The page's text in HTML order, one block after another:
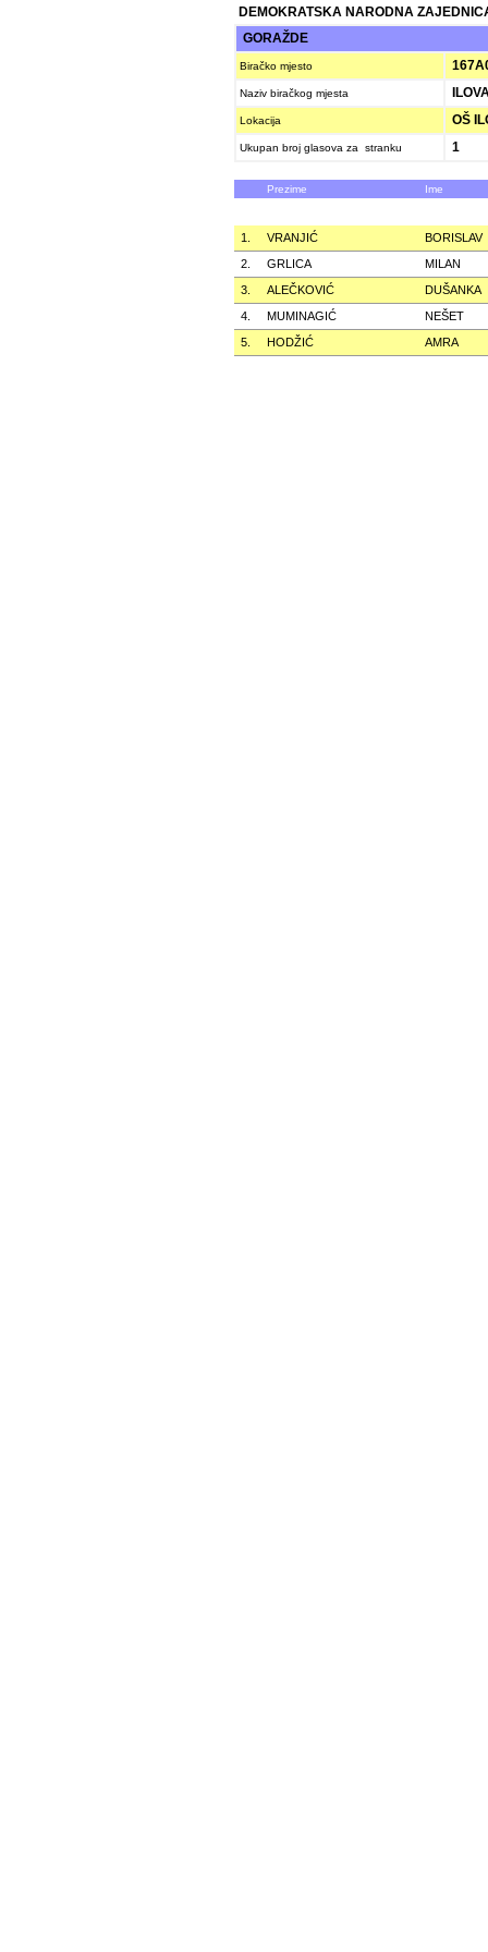
DEMOKRATSKA NARODNA
GORAŽDE
Biračko mjesto
Naziv biračkog mjesta
Lokacija OŠ
Ukupan broj glasova za stranku 1
Prezime Ime
1. VRANJIĆ
BORISLAV
2.
GRLICA
MILAN
3.
ALEČKOVIĆ
DUŠANKA
4.
MUMINAGIĆ
NEŠET
5.
HODŽIĆ AMRA